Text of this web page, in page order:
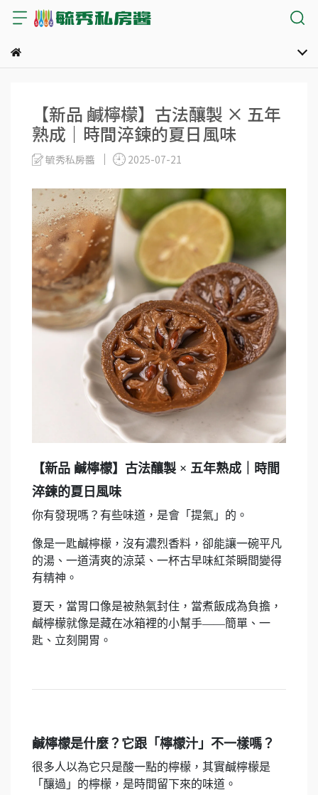
【新品 鹹檸檬】古法釀製 × 五年
熟成｜時間淬鍊的夏日風味
毓秀私房醬 2025-07-21
【新品 鹹檸檬】古法釀製 × 五年熟成｜時間
淬鍊的夏日風味
你有發現嗎？有些味道，是會「提氣」的。
像是一匙鹹檸檬，沒有濃烈香料，卻能讓一碗平凡
的湯、一道清爽的涼菜、一杯古早味紅茶瞬間變得
有精神。
夏天，當胃口像是被熱氣封住，當煮飯成為負擔，
鹹檸檬就像是藏在冰箱裡的小幫手——簡單、一
匙、立刻開胃。
鹹檸檬是什麼？它跟「檸檬汁」不一樣嗎？
很多人以為它只是酸一點的檸檬，其實鹹檸檬是
「釀過」的檸檬，是時間留下來的味道。